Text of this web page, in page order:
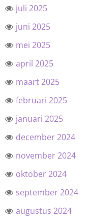
juli 2025
juni 2025
mei 2025
april 2025
maart 2025
februari 2025
januari 2025
december 2024
november 2024
oktober 2024
september 2024
augustus 2024